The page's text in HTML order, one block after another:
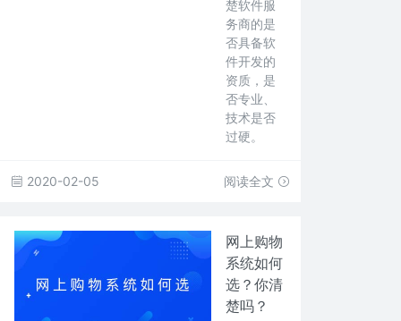
楚软件服
务商的是
否具备软
件开发的
资质，是
否专业、
技术是否
过硬。
2020-02-05 阅读全文
网上购物
系统如何
选？你清
楚吗？